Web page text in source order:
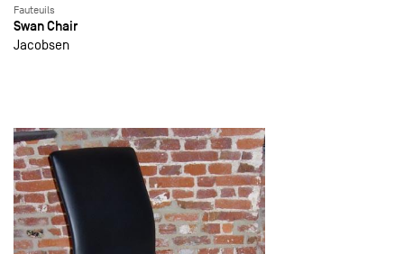
Fauteuils
Swan Chair
Jacobsen